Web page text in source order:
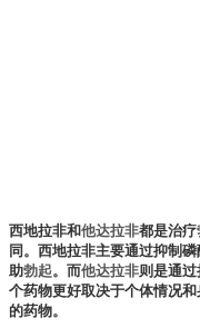
西地拉非和他达拉非都是治疗
同。西地拉非主要通过抑制
助勃起。而他达拉非则是通
个药物更好取决于个体情况
的药物。